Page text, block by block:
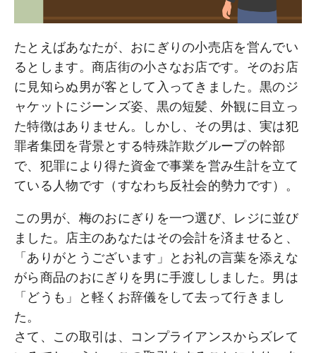
たとえばあなたが、おにぎりの小売店を営んでい
るとします。商店街の小さなお店です。そのお店
に見知らぬ男が客として入ってきました。黒のジ
ャケットにジーンズ姿、黒の短髪、外観に目立っ
た特徴はありません。しかし、その男は、実は犯
罪者集団を背景とする特殊詐欺グループの幹部
で、犯罪により得た資金で事業を営み生計を立て
ている人物です（すなわち反社会的勢力です）。
この男が、梅のおにぎりを一つ選び、レジに並び
ました。店主のあなたはその会計を済ませると、
「ありがとうございます」とお礼の言葉を添えな
がら商品のおにぎりを男に手渡ししました。男は
「どうも」と軽くお辞儀をして去って行きまし
た。
さて、この取引は、コンプライアンスからズレて